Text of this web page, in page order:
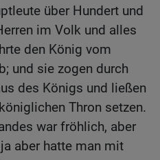
über Hundert und
im Volk und alles
den König vom
und sie zogen durch
des Königs und ließen
Thron setzen.
war fröhlich, aber
aber hatte man mit